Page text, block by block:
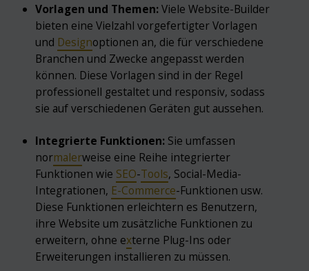
Vorlagen und Themen:Viele Website-Builder
bieten eine Vielzahl vorgefertigter Vorlagen
und Designoptionen an, die für verschiedene
Branchen und Zwecke angepasst werden
können. Diese Vorlagen sind in der Regel
professionell gestaltet und responsiv, sodass
sie auf verschiedenen Geräten gut aussehen.
Integrierte Funktionen: Sie umfassen
normalerweise eine Reihe integrierter
Funktionen wie SEO-Tools, Social-Media-
Integrationen, E-Commerce-Funktionen usw.
Diese Funktionen erleichtern es Benutzern,
ihre Website um zusätzliche Funktionen zu
erweitern, ohne externe Plug-Ins oder
Erweiterungen installieren zu müssen.